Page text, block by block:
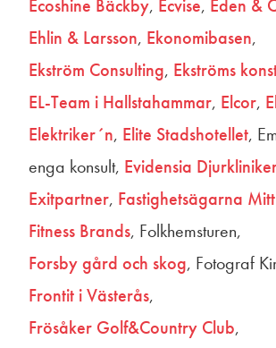
Ecoshine Bäckby Ecvise Eden &
Ehlin & Larsson Ekonomibasen
Ekström Consulting Ekströms
EL-Team i Hallstahammar Elcor
Elektriker´n Elite Stadshotellet
enga konsult Evidensia
Exitpartner Fastighetsägarna
Fitness Brands Folkhemsturen
Forsby gård och skog Fotograf
Frontit i Västerås
Frösåker Golf&Country Club